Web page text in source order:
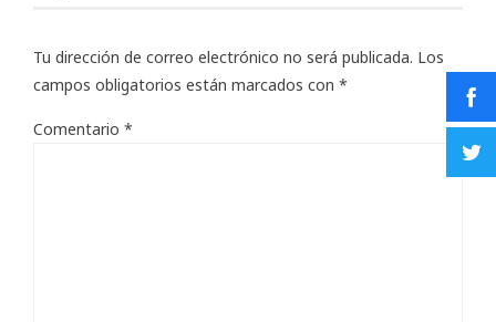
Tu dirección de correo electrónico no será publicada. Los
campos obligatorios están marcados con *
Comentario *